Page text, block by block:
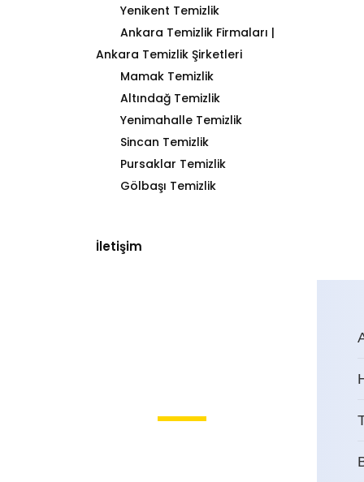
Yenikent Temizlik
Ankara Temizlik Firmaları |
Ankara Temizlik Şirketleri
Mamak Temizlik
Altındağ Temizlik
Yenimahalle Temizlik
Sincan Temizlik
Pursaklar Temizlik
Gölbaşı Temizlik
İletişim